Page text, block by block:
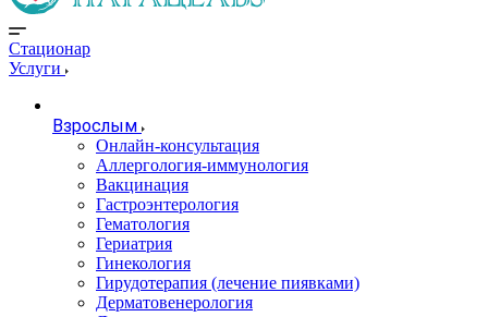
Стационар
Услуги
Взрослым
Онлайн-консультация
Аллергология-иммунология
Вакцинация
Гастроэнтерология
Гематология
Гериатрия
Гинекология
Гирудотерапия (лечение пиявками)
Дерматовенерология